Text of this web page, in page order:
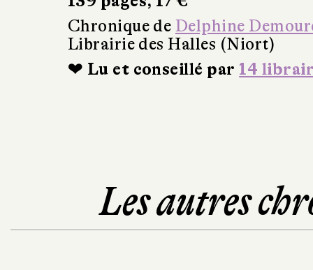
Chronique de Delphine
Librairie des Halles (Niort)
❤ Lu et conseillé par 14
Les autres